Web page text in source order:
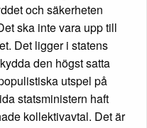
och säkerheten
ska inte vara upp till
Det ligger i statens
den högst satta
utspel på
statsministern haft
kollektivavtal. Det är